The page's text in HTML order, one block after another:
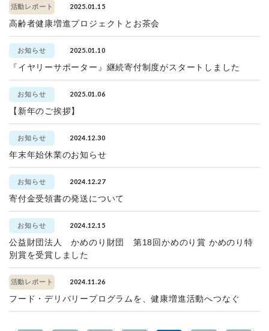
活動レポート 2025.01.15
高齢者健康増進プロジェクトとお茶会
お知らせ 2025.01.10
『イヤリーサポーター』継続寄付制度がスタートしました
お知らせ 2025.01.06
【新年のご挨拶】
お知らせ 2024.12.30
年末年始休業のお知らせ
お知らせ 2024.12.27
寄付金受領書の発送について
お知らせ 2024.12.15
公益財団法人 かめのり財団 第18回かめのり賞 かめのり特
別賞を受賞しました
活動レポート 2024.11.26
フード・デリバリープログラムを、健康増進活動へつなぐ